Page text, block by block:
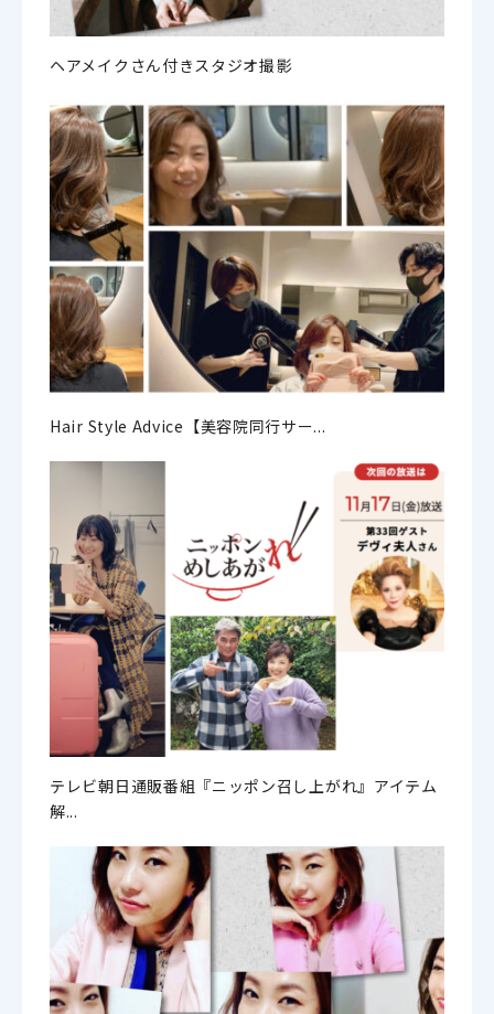
ヘアメイクさん付きスタジオ撮影
Hair Style Advice【美容院同行サー...
テレビ朝日通販番組『ニッポン召し上がれ』アイテム
解...